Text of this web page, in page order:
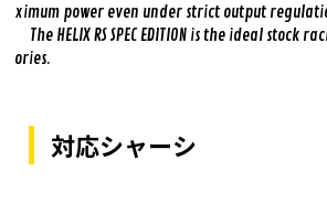
ximum power even under strict output
The HELIX RS SPEC EDITION is the ideal
ories.
対応シャーシ